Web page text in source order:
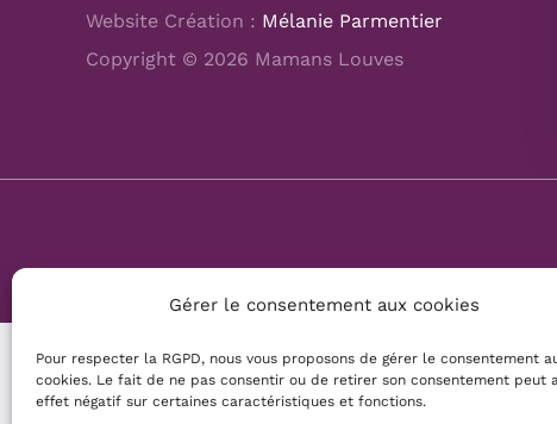
Gérer le consentement aux cookies
Pour respecter la RGPD, nous vous proposons de gérer le consentement
cookies. Le fait de ne pas consentir ou de retirer son consentement peut
effet négatif sur certaines caractéristiques et fonctions.
Website Création : Mélanie Parmentier
Copyright © 2026 Mamans Louves